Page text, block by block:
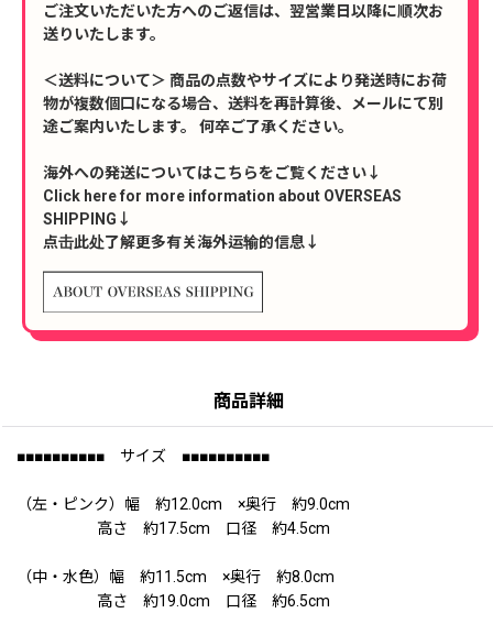
ご注文いただいた方へのご返信は、翌営業日以降に順次お
送りいたします。
＜送料について＞ 商品の点数やサイズにより発送時にお荷
物が複数個口になる場合、送料を再計算後、メールにて別
途ご案内いたします。 何卒ご了承ください。
海外への発送についてはこちらをご覧ください↓
Click here for more information about OVERSEAS
SHIPPING↓
点击此处了解更多有关海外运输的信息↓
商品詳細
■■■■■■■■■■ サイズ ■■■■■■■■■■
（左・ピンク）幅 約12.0cm ×奥行 約9.0cm
高さ 約17.5cm 口径 約4.5cm
（中・水色）幅 約11.5cm ×奥行 約8.0cm
高さ 約19.0cm 口径 約6.5cm